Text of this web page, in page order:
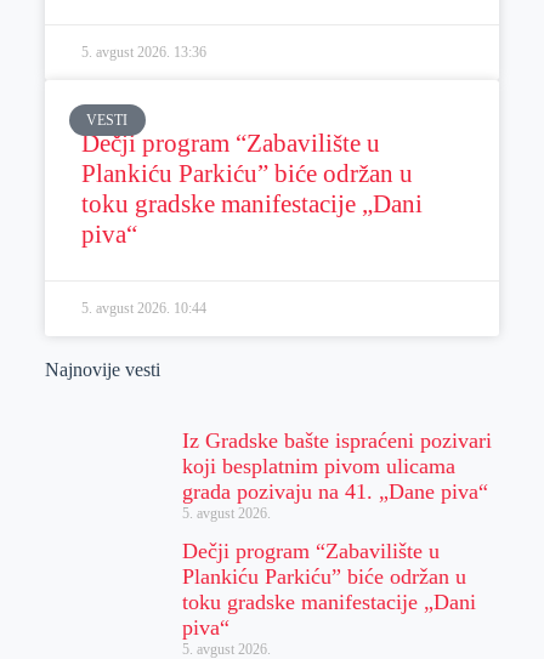
5. avgust 2026. 13:36
VESTI
Dečji program “Zabavilište u
Plankiću Parkiću” biće održan u
toku gradske manifestacije „Dani
piva“
5. avgust 2026. 10:44
Najnovije vesti
Iz Gradske bašte ispraćeni pozivari
koji besplatnim pivom ulicama
grada pozivaju na 41. „Dane piva“
5. avgust 2026.
Dečji program “Zabavilište u
Plankiću Parkiću” biće održan u
toku gradske manifestacije „Dani
piva“
5. avgust 2026.